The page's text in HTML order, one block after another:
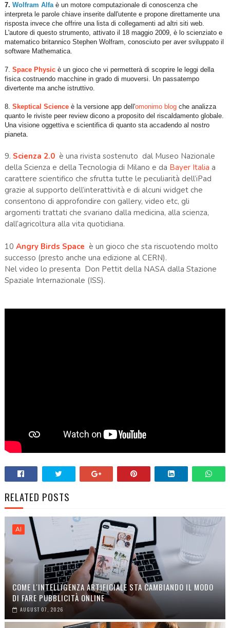
7. Wolfram Alfaè un motore computazionale di conoscenza che
interpreta le parole chiave inserite dall'utente e propone direttamente una
risposta invece che offrire una lista di collegamenti ad altri siti web.
L'autore di questo strumento, attivato il 18 maggio 2009, è lo scienziato e
matematico britannico Stephen Wolfram, conosciuto per aver sviluppato il
software Mathematica.
7. Space Physic è un gioco che vi permetterà di scoprire le leggi della
fisica costruendo macchine in grado di muoversi. Un passatempo
divertente ma anche istruttivo.
8. Skeptical Scienceè la versione app dell'omonimo blogche analizza
quanto le riviste peer review dicono a proposito del riscaldamento globale.
Una visione oggettiva e scientifica di quanto sta accadendo al nostro
pianeta.
9. Scienza 2.0è una rivista sostenuto dal Museo Nazionale
della Scienza e della Tecnologia di Milano e da Bayer Italia a
carattere scientifico che sfrutta tutte le peculiarità dell’iPad
grazie al supporto dell’interattività e di alcuni widget che
consentono di approfondire con gallery, video etc, gli
argomenti trattati che svariano dalla medicina, alla scienza,
dall’agricoltura alla vita quotidiana.
10 Angry Birds Space è un gioco che sta riscuotendo molto
successo (presto anche una edizione al CERN).
Nel video lo presenta Don Pettit della NASA dalla Stazione
Spaziale Internazionale (ISS).
RELATED POSTS
AI
COME L'INTELLIGENZA ARTIFICIALE STA CAMBIANDO IL MODO
DI FARE PUBBLICITÀ ONLINE
AUGUST 07, 2026